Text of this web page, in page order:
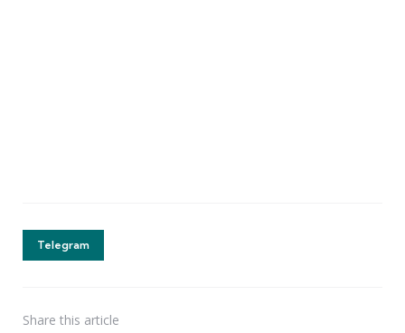
Telegram
Share this article